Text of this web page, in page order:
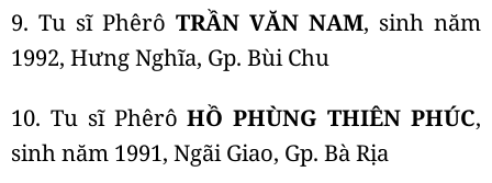
9. Tu sĩ Phêrô TRẦN VĂN NAM, sinh năm
1992, Hưng Nghĩa, Gp. Bùi Chu
10. Tu sĩ PhêrôHỒ PHÙNG THIÊN PHÚC,
sinh năm 1991, Ngãi Giao, Gp. Bà Rịa